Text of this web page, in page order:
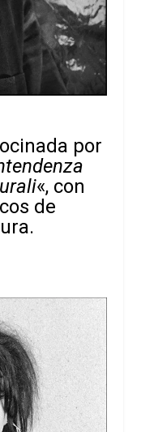
por
«, con
de